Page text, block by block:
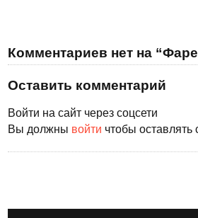
Комментариев нет на
Оставить комментарий
Войти на сайт через соцсети
Вы должны войти чтобы